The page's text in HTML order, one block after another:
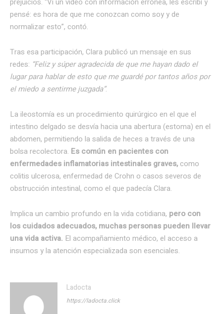
pensé: es hora de que me conozcan como soy y de
normalizar esto”, contó.
Tras esa participación, Clara publicó un mensaje en sus
redes: “Feliz y súper agradecida de que me hayan dado el
lugar para hablar de esto que me guardé por tantos años por
el miedo a sentirme juzgada”.
La ileostomía es un procedimiento quirúrgico en el que el
intestino delgado se desvía hacia una abertura (estoma) en el
abdomen, permitiendo la salida de heces a través de una
bolsa recolectora. Es común en pacientes con
enfermedades inflamatorias intestinales graves, como
colitis ulcerosa, enfermedad de Crohn o casos severos de
obstrucción intestinal, como el que padecía Clara.
Implica un cambio profundo en la vida cotidiana, pero con
los cuidados adecuados, muchas personas pueden llevar
una vida activa. El acompañamiento médico, el acceso a
insumos y la atención especializada son esenciales.
Ladocta
https://ladocta.click